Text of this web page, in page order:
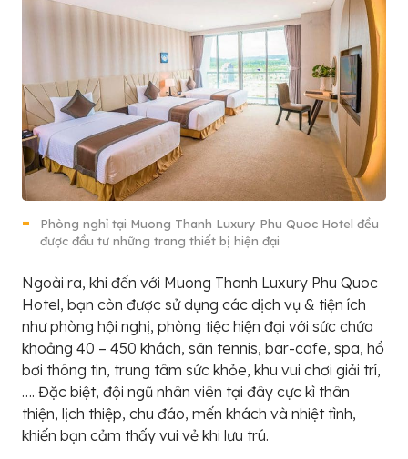
Phòng nghỉ tại Muong Thanh Luxury Phu Quoc Hotel đều
được đầu tư những trang thiết bị hiện đại
Ngoài ra, khi đến với Muong Thanh Luxury Phu Quoc
Hotel, bạn còn được sử dụng các dịch vụ & tiện ích
như phòng hội nghị, phòng tiệc hiện đại với sức chứa
khoảng 40 – 450 khách, sân tennis, bar-cafe, spa, hồ
bơi thông tin, trung tâm sức khỏe, khu vui chơi giải trí,
…. Đặc biệt, đội ngũ nhân viên tại đây cực kì thân
thiện, lịch thiệp, chu đáo, mến khách và nhiệt tình,
khiến bạn cảm thấy vui vẻ khi lưu trú.